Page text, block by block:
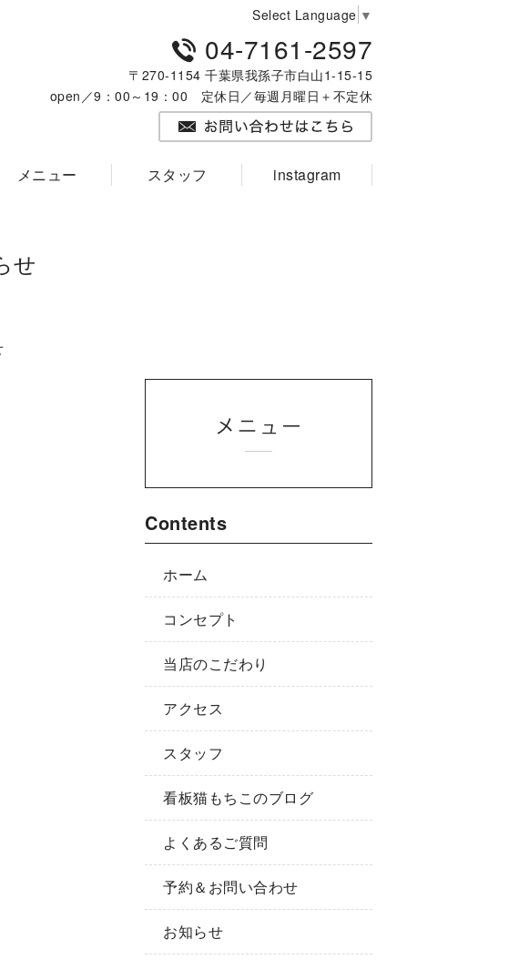
Select Language ▼
04-7161-2597
〒270-1154 千葉県我孫子市白山1-15-15
open／9：00～19：00 定休日／毎週月曜日＋不定休
メニュー スタッフ instagram
せ
Contents
ホーム
コンセプト
当店のこだわり
アクセス
スタッフ
看板猫もちこのブログ
よくあるご質問
予約＆お問い合わせ
お知らせ